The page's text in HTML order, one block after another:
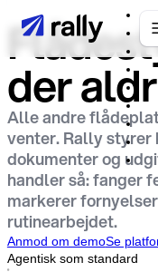
der
Alle andre
venter. Rally
dokumenter og
handler så: fanger
markerer
rutinearbejdet.
Anmod om demoSe
Agentisk som standard